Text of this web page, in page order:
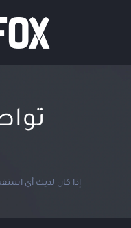
إذا كان لديك أي